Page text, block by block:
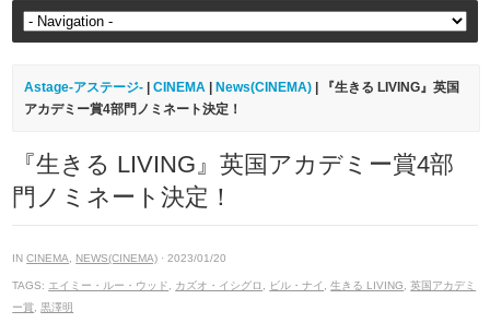
Astage-アステージ- |CINEMA News(CINEMA) | 『生きる LIVING』英国
アカデミー賞4部門ノミネート決定！
『生きる LIVING』英国アカデミー賞4部
門ノミネート決定！
INCINEMA NEWS(CINEMA) · 2023/01/20
TAGS: エイミー・ルー・ウッド カズオ・イシグロ ビル・ナイ ,生きる LIVING ,英国アカデミ
ー賞 ,黒澤明